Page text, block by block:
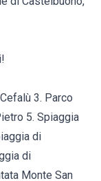
3. Parco
5. Spiaggia
di
di
Monte San